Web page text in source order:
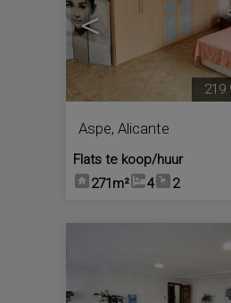
<
Aspe, Alicante
Flats te koop/huur
271m²
4 2